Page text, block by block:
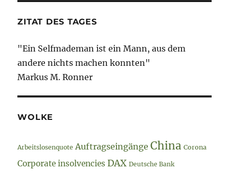
ZITAT DES TAGES
"Ein Selfmademan ist ein Mann, aus dem
andere nichts machen konnten"
Markus M. Ronner
WOLKE
Arbeitslosenquote Auftragseingänge China Corona
Corporate insolvencies DAX Deutsche Bank